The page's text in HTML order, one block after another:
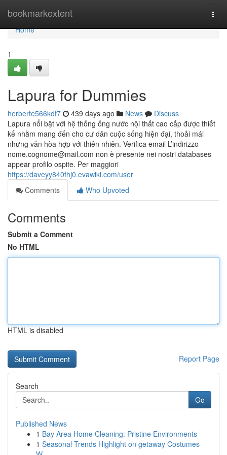
bookmarkextent
Home
Home
1
Lapura for Dummies
herberte566kdt7 439 days ago News
Discuss
Lapura nổi bật với hệ thống ống nước nội thất cao cấp được thiết
kế nhằm mang đến cho cư dân cuộc sống hiện đại, thoải mái
nhưng vẫn hòa hợp với thiên nhiên. Verifica email L’indirizzo
nome.cognome@mail.com non è presente nei nostri databases
appear profilo ospite. Per maggiori
https://daveyy840fhj0.evawiki.com/user
Comments
Who Upvoted
Comments
Submit a Comment
No HTML
HTML is disabled
Report Page
Search
Go
Published News
1 Bay Area Home Cleaning: Pristine Environments
1 Seasonal Trends Highlight on getaway Costumes